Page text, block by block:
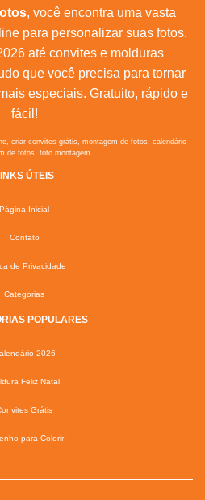
, você encontra uma vasta
para personalizar suas fotos.
até convites e molduras
que você precisa para tornar
especiais. Gratuito, rápido e
fácil!
criar convites grátis, montagem de fotos, calendário
de fotos, foto montagem.
ÚTEIS
Página Inicial
Contato
de Privacidade
Categorias
POPULARES
2026
Feliz Natal
Grátis
para Colorir